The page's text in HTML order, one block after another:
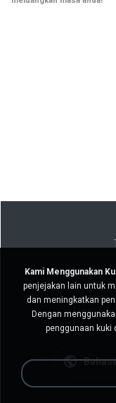
Jangan
Jangan
Kami Menggunakan
penjejakan lain untuk
dan meningkatkan
Dengan
penggunaan kuki